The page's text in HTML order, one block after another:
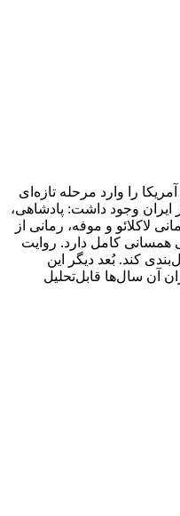
و آمریکا را وارد مرحله تازه‌ای
ایالات متحده به اثبات رسید. از شهریور 1320 تا مرداد 1332 چهار گفتمان اصلی در ایران وجود داشت: پادشاهی،
لاکلائو و موفه، رمانی از
کامل دارد. روایت
کند. بُعد دیگر این
آن سال‌ها قابل‌تحلیل